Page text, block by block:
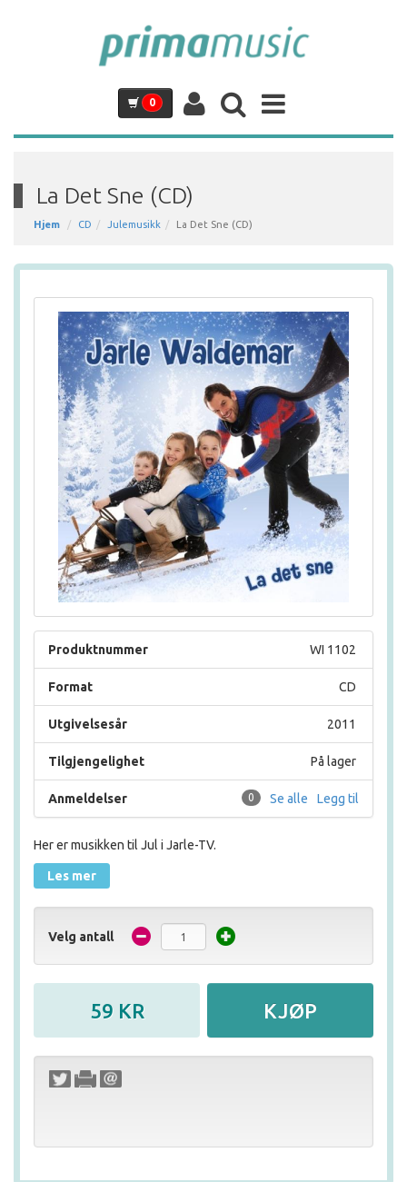
0
La Det Sne (CD)
Hjem CD Julemusikk La Det Sne (CD)
WI 1102
Produktnummer
CD
Format
2011
Utgivelsesår
På lager
Tilgjengelighet
Legg til
Se alle
0
Anmeldelser
Her er musikken til Jul i Jarle-TV.
Les mer
Velg antall